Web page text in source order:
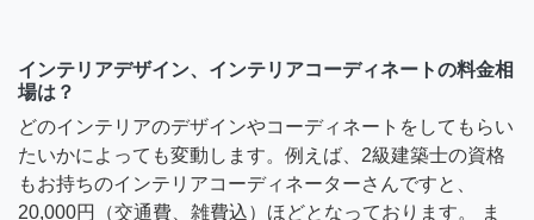
インテリアデザイン、インテリアコーディネートの料金相
場は？
どのインテリアのデザインやコーディネートをしてもらい
たいかによっても変動します。例えば、2級建築士の資格
もお持ちのインテリアコーディネーターさんですと、
20,000円（交通費、雑費込）ほどとなっております。 ま